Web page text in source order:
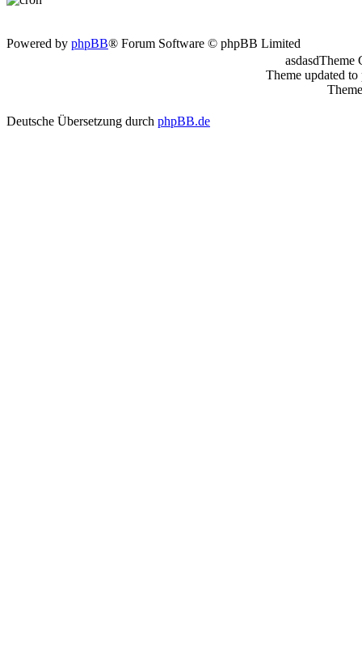
Powered by phpBB® Forum Software © phpBB Limited
asdasdTheme
Theme updated
Deutsche Übersetzung durch phpBB.de